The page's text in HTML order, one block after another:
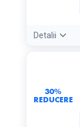
Detalii
30%
REDUCERE